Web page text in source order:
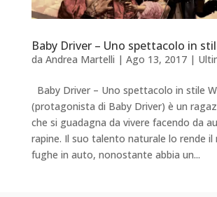
Baby Driver – Uno spettacolo in
da Andrea Martelli | Ago 13, 2017|
Baby Driver – Uno spettacolo in stile
(protagonista di Baby Driver) è un
che si guadagna da vivere facendo da
rapine. Il suo talento naturale lo rende il
fughe in auto, nonostante abbia un...